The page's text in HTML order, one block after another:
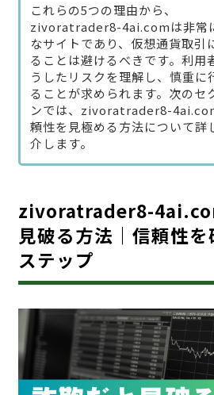
これらの5つの理由から、
zivoratrader8-4ai.comは非常
なサイトであり、仮想通貨取引
ることは避けるべきです。利用
うしたリスクを理解し、慎重に
ることが求められます。次のセ
ンでは、zivoratrader8-
頼性を見極める方法について詳
介します。
zivoratrader8-
見破る方法｜信頼性
ステップ